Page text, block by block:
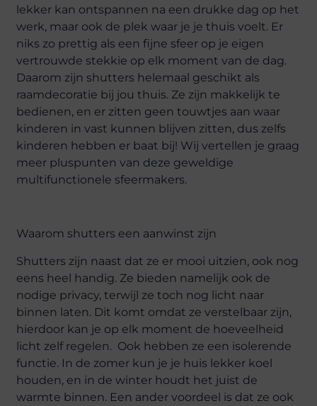
lekker kan ontspannen na een drukke dag op het
werk, maar ook de plek waar je je thuis voelt. Er
niks zo prettig als een fijne sfeer op je eigen
vertrouwde stekkie op elk moment van de dag.
Daarom zijn shutters helemaal geschikt als
raamdecoratie bij jou thuis. Ze zijn makkelijk te
bedienen, en er zitten geen touwtjes aan waar
kinderen in vast kunnen blijven zitten, dus zelfs
kinderen hebben er baat bij! Wij vertellen je graag
meer pluspunten van deze geweldige
multifunctionele sfeermakers.
Waarom shutters een aanwinst zijn
Shutters zijn naast dat ze er mooi uitzien, ook nog
eens heel handig. Ze bieden namelijk ook de
nodige privacy, terwijl ze toch nog licht naar
binnen laten. Dit komt omdat ze verstelbaar zijn,
hierdoor kan je op elk moment de hoeveelheid
licht zelf regelen. Ook hebben ze een isolerende
functie. In de zomer kun je je huis lekker koel
houden, en in de winter houdt het juist de
warmte binnen. Een ander voordeel is dat ze ook